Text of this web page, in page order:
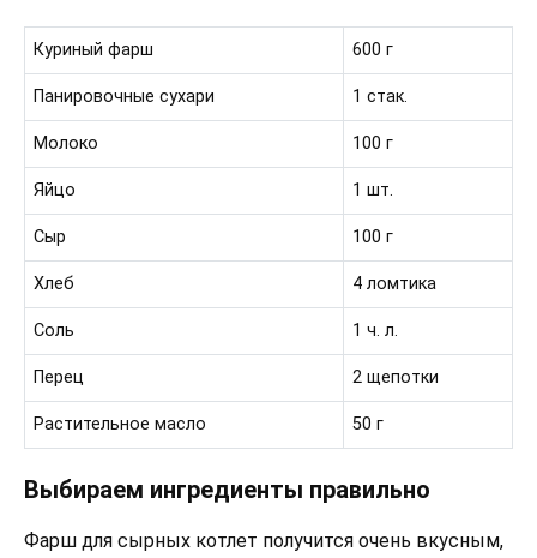
Куриный фарш 600 г
Панировочные сухари 1 стак.
Молоко 100 г
Яйцо 1 шт.
Сыр 100 г
Хлеб 4 ломтика
Соль 1 ч. л.
Перец 2 щепотки
Растительное масло 50 г
Выбираем ингредиенты правильно
Фарш для сырных котлет получится очень вкусным,